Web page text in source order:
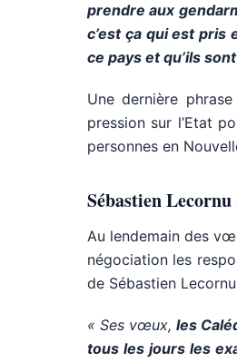
prendre aux
c’est ça qui est pris
ce pays et qu’ils
Une dernière
pression sur l’Etat
personnes en
Sébastien
Au lendemain des
négociation les
de Sébastien
« Ses vœux,les
tous les jours les